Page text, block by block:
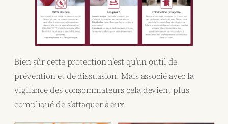
Bien sûr cette protection n’est qu’un outil de
prévention et de dissuasion. Mais associé avec la
vigilance des consommateurs cela devient plus
compliqué de s’attaquer à eux